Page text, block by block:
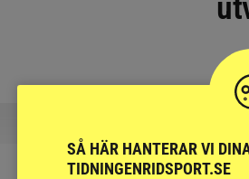
SÅ HÄR HANTERAR VI
TIDNINGENRIDSPORT.SE